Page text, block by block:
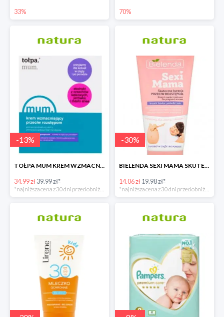
33% 70%
-13%
TOŁPA MUM KREM WZMACNIAJĄCY PRZECIW ROZSTĘPOM
34.99 zł39.99 zł*
*najniższa cena z 30 dni przed obniżką
-30%
BIELENDA SEXI MAMA SKUTECZNA KURACJA PRZECIW ROZSTĘPOM
14.06 zł19.98 zł*
*najniższa cena z 30 dni przed obniżką